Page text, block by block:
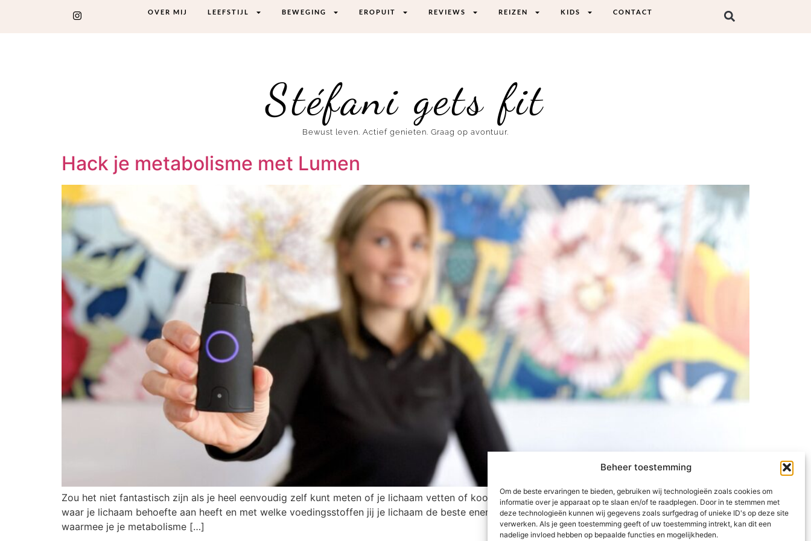
Beheer toestemming
Om de beste ervaringen te bieden, gebruiken wij technologieën zoals cookies om
informatie over je apparaat op te slaan en/of te raadplegen. Door in te stemmen met
deze technologieën kunnen wij gegevens zoals surfgedrag of unieke ID's op deze site
verwerken. Als je geen toestemming geeft of uw toestemming intrekt, kan dit een
nadelige invloed hebben op bepaalde functies en mogelijkheden.
OVER MIJ LEEFSTIJL BEWEGING EROPUIT REVIEWS REIZEN KIDS CONTACT
Stéfani gets fit
Bewust leven. Actief genieten. Graag op avontuur.
Hack je metabolisme met Lumen
Zou het niet fantastisch zijn als je heel eenvoudig zelf kunt meten of je lichaam vetten of koolhydraten aan het verbranden is? Met die kennis weet je
waar je lichaam behoefte aan heeft en met welke voedingsstoffen jij je lichaam de beste energie geeft. Het kan! Lumen is een klein apparaatje
waarmee je je metabolisme […]